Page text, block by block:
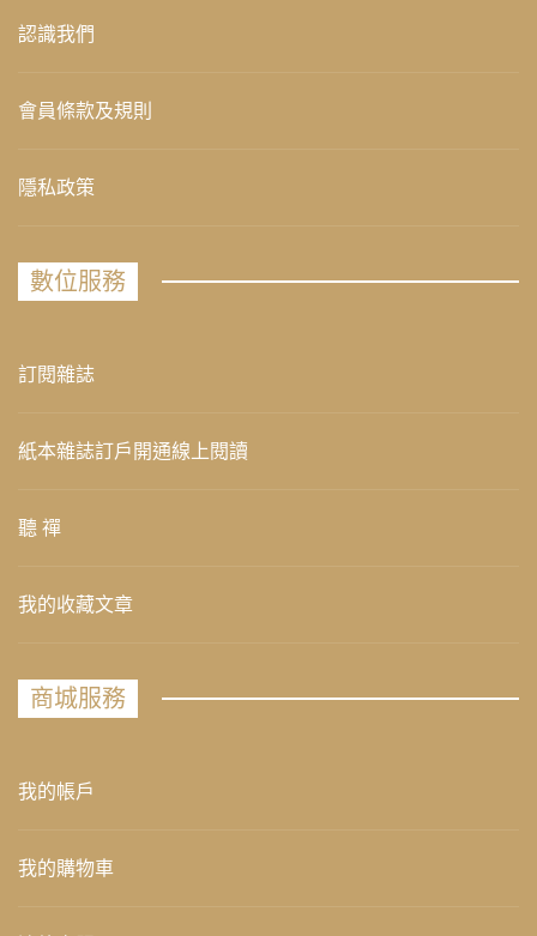
認識我們
會員條款及規則
隱私政策
數位服務
訂閱雜誌
紙本雜誌訂戶開通線上閱讀
聽 禪
我的收藏文章
商城服務
我的帳戶
我的購物車